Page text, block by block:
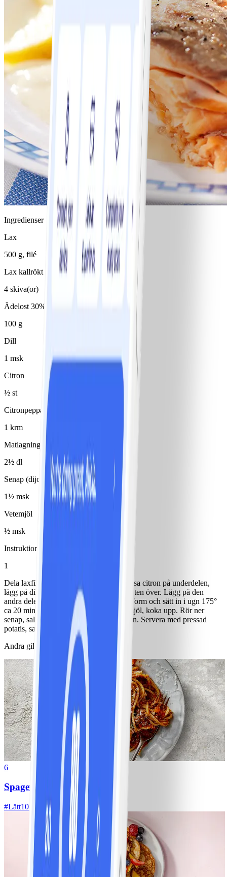
Ingredienser
Lax
500 g, filé
Lax kallrökt
4 skiva(or)
Ädelost 30%
100 g
Dill
1 msk
Citron
½ st
Citronpeppar
1 krm
Matlagningsbas 4% (typ Milda mat)
2½ dl
Senap (dijon)
1½ msk
Vetemjöl
½ msk
Instruktioner
1
Dela laxfiléen längs med i två delar. Pressa citron på underdelen,
lägg på dill. Lägg den rökta laxen och osten över. Lägg på den
andra delen av laxfiléen. Lägg i en ugnsform och sätt in i ugn 175°
ca 20 minuter . Vispa ihop grädde och mjöl, koka upp. Rör ner
senap, salt och peppar. Låt sjuda ca 3 min. Servera med pressad
potatis, sallad och haricot verts.
Andra gillade också
6
Spagetti med köttfärssås
#Lätt10 MIN